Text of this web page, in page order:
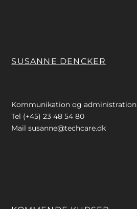
SUSANNE DENCKER
Kommunikation og administration
Tel (+45) 23 48 54 80
Mailsusanne@techcare.dk